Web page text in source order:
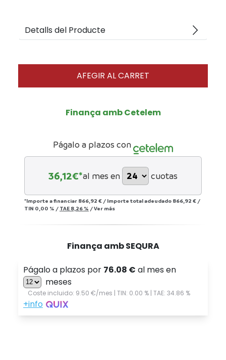
Detalls del Producte arrow_forward_ios
AFEGIR AL CARRET
Finança amb Cetelem
Págalo a plazos con
36,12€*al mes en cuotas
*Importe a financiar 866,92 € / Importe total adeudado 866,92 € /
TIN 0,00 % / TAE 8,26 % /Ver más
Finança amb SEQURA